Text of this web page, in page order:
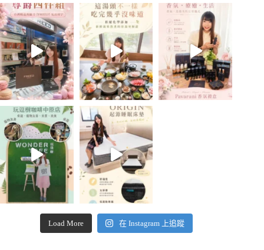
Load More 在 Instagram 上追蹤